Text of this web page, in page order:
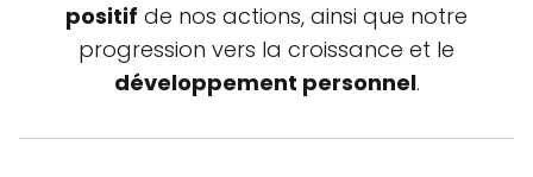
positif de nos actions, ainsi que notre
progression vers la croissance et le
développement personnel.